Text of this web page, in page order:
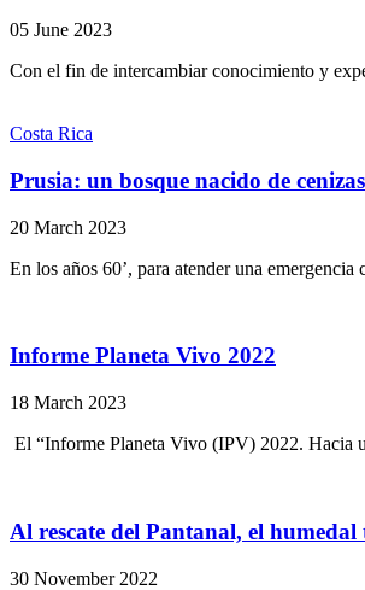
05 June 2023
Con el fin de intercambiar conocimiento y
Costa Rica
Prusia: un bosque nacido de
20 March 2023
En los años 60’, para atender una
Informe Planeta Vivo 2022
18 March 2023
El “Informe Planeta Vivo (IPV) 2022. Hacia
Al rescate del Pantanal, el
30 November 2022